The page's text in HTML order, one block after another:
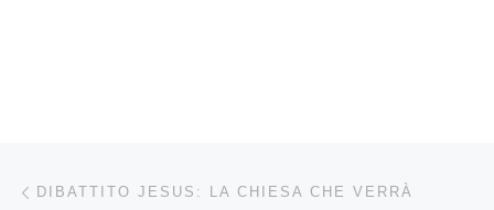
Navigazione articoli
DIBATTITO JESUS: LA CHIESA CHE VERRÀ